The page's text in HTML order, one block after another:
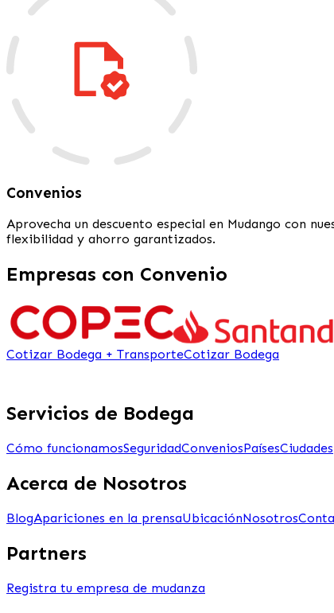
Convenios
Aprovecha un descuento especial en Mudango con
flexibilidad y ahorro garantizados.
Empresas con Convenio
Cotizar Bodega + TransporteCotizar Bodega
Servicios de Bodega
Cómo funcionamosSeguridadConveniosPaísesCiudades
Acerca de Nosotros
BlogApariciones en la prensaUbicaciónNosotros
Partners
Registra tu empresa de mudanza